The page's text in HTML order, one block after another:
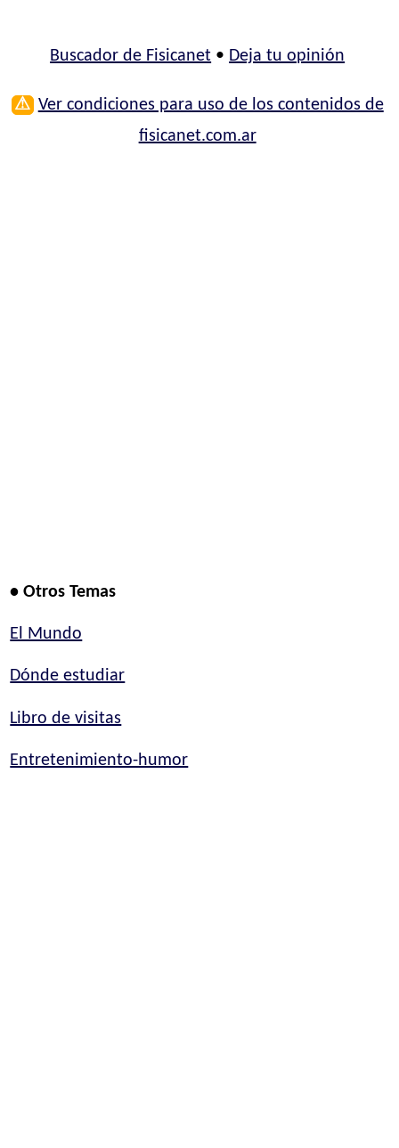
Buscador de Fisicanet • Deja tu opinión
⚠ Ver condiciones para uso de los contenidos de
fisicanet.com.ar
• Otros Temas
El Mundo
Dónde estudiar
Libro de visitas
Entretenimiento-humor